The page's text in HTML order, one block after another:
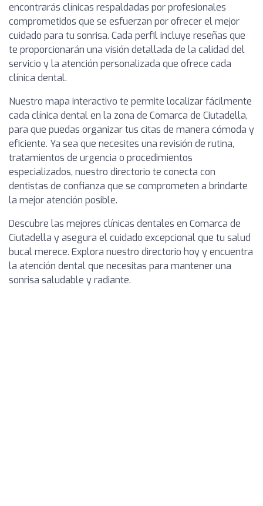
encontrarás clínicas respaldadas por profesionales
comprometidos que se esfuerzan por ofrecer el mejor
cuidado para tu sonrisa. Cada perfil incluye reseñas que
te proporcionarán una visión detallada de la calidad del
servicio y la atención personalizada que ofrece cada
clínica dental.
Nuestro mapa interactivo te permite localizar fácilmente
cada clínica dental en la zona de Comarca de Ciutadella,
para que puedas organizar tus citas de manera cómoda y
eficiente. Ya sea que necesites una revisión de rutina,
tratamientos de urgencia o procedimientos
especializados, nuestro directorio te conecta con
dentistas de confianza que se comprometen a brindarte
la mejor atención posible.
Descubre las mejores clínicas dentales en Comarca de
Ciutadella y asegura el cuidado excepcional que tu salud
bucal merece. Explora nuestro directorio hoy y encuentra
la atención dental que necesitas para mantener una
sonrisa saludable y radiante.